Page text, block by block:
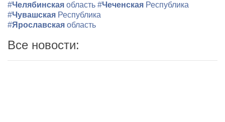
#Челябинская область #Чеченская Республика
#Чувашская Республика
#Ярославская область
Все новости: